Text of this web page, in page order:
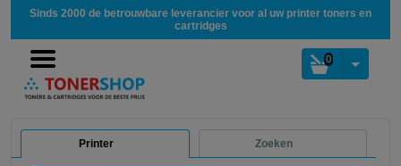
Sinds 2000 de betrouwbare leverancier voor al uw printer toners en
cartridges
0
Printer Zoeken